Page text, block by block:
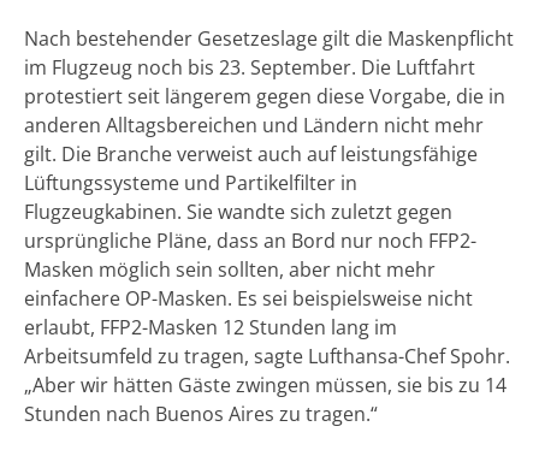
Nach bestehender Gesetzeslage gilt die Maskenpflicht
im Flugzeug noch bis 23. September. Die Luftfahrt
protestiert seit längerem gegen diese Vorgabe, die in
anderen Alltagsbereichen und Ländern nicht mehr
gilt. Die Branche verweist auch auf leistungsfähige
Lüftungssysteme und Partikelfilter in
Flugzeugkabinen. Sie wandte sich zuletzt gegen
ursprüngliche Pläne, dass an Bord nur noch FFP2-
Masken möglich sein sollten, aber nicht mehr
einfachere OP-Masken. Es sei beispielsweise nicht
erlaubt, FFP2-Masken 12 Stunden lang im
Arbeitsumfeld zu tragen, sagte Lufthansa-Chef Spohr.
„Aber wir hätten Gäste zwingen müssen, sie bis zu 14
Stunden nach Buenos Aires zu tragen.“